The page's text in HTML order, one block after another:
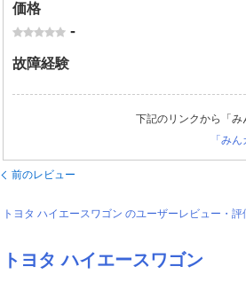
価格
-
故障経験
下記のリンクから「み
「み
前のレビュー
トヨタ ハイエースワゴン のユーザーレビュー・
トヨタ ハイエースワゴン